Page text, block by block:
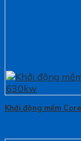
Khởi động mềm